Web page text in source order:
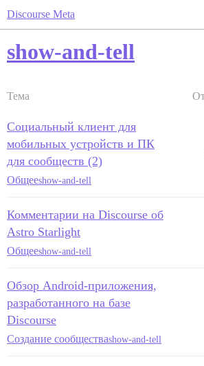
Discourse Meta
show-and-tell
Тема
Социальный клиент для
мобильных устройств и ПК
для сообществ (2)
Общееshow-and-tell
Комментарии на Discourse об
Astro Starlight
Общееshow-and-tell
Обзор Android-приложения,
разработанного на базе
Discourse
Создание сообществаshow-and-tell